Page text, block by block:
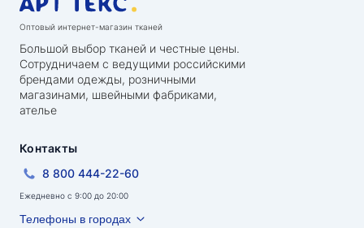
Оптовый интернет-магазин тканей
Большой выбор тканей и честные цены.
Сотрудничаем с ведущими российскими
брендами одежды, розничными
магазинами, швейными фабриками,
ателье
Контакты
8 800 444-22-60
Ежедневно с 9:00 до 20:00
Телефоны в городах